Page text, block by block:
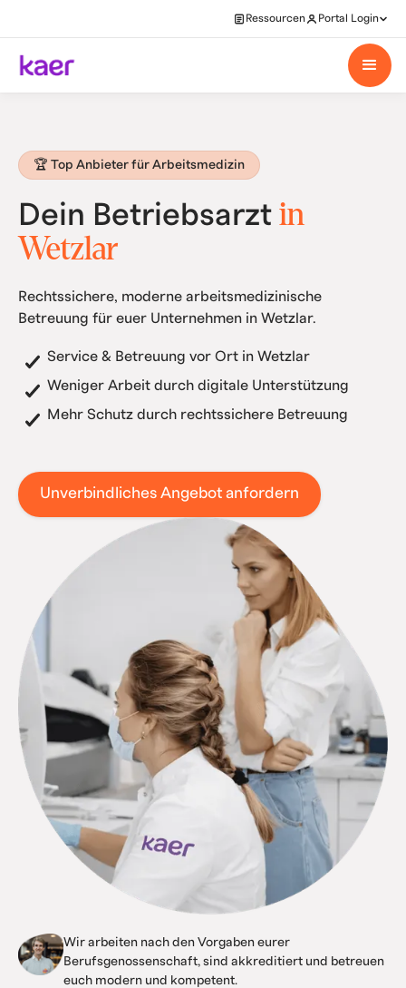
Ressourcen Portal Login
🏆 Top Anbieter für Arbeitsmedizin
Dein Betriebsarzt in
Wetzlar
Rechtssichere, moderne arbeitsmedizinische
Betreuung für euer Unternehmen in Wetzlar.
Service & Betreuung vor Ort in Wetzlar
Weniger Arbeit durch digitale Unterstützung
Mehr Schutz durch rechtssichere Betreuung
Unverbindliches Angebot anfordern
Wir arbeiten nach den Vorgaben eurer
Berufsgenossenschaft, sind akkreditiert und betreuen
euch modern und kompetent.